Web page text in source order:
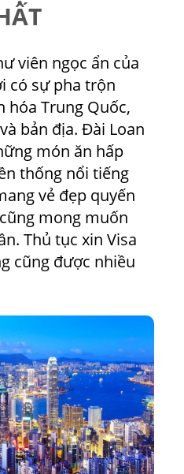
viên ngọc ẩn của
có sự pha trộn
hóa Trung Quốc,
bản địa. Đài Loan
món ăn hấp
thống nổi tiếng
vẻ đẹp quyến
mong muốn
Thủ tục xin Visa
cũng được nhiều